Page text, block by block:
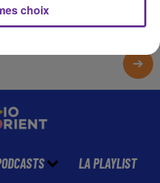
LA PLAYLIST
choix